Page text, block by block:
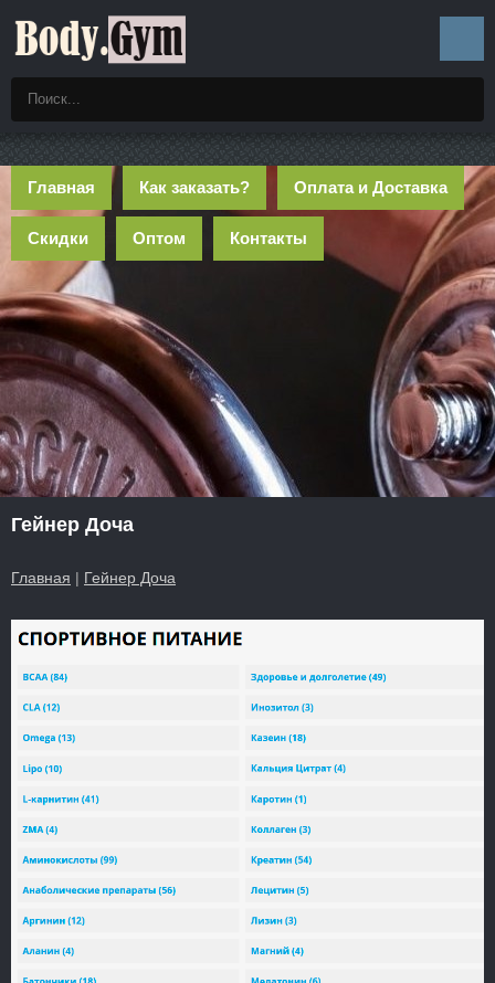
Главная Как заказать? Оплата и Доставка
Скидки Оптом Контакты
Гейнер Доча
Главная | Гейнер Доча